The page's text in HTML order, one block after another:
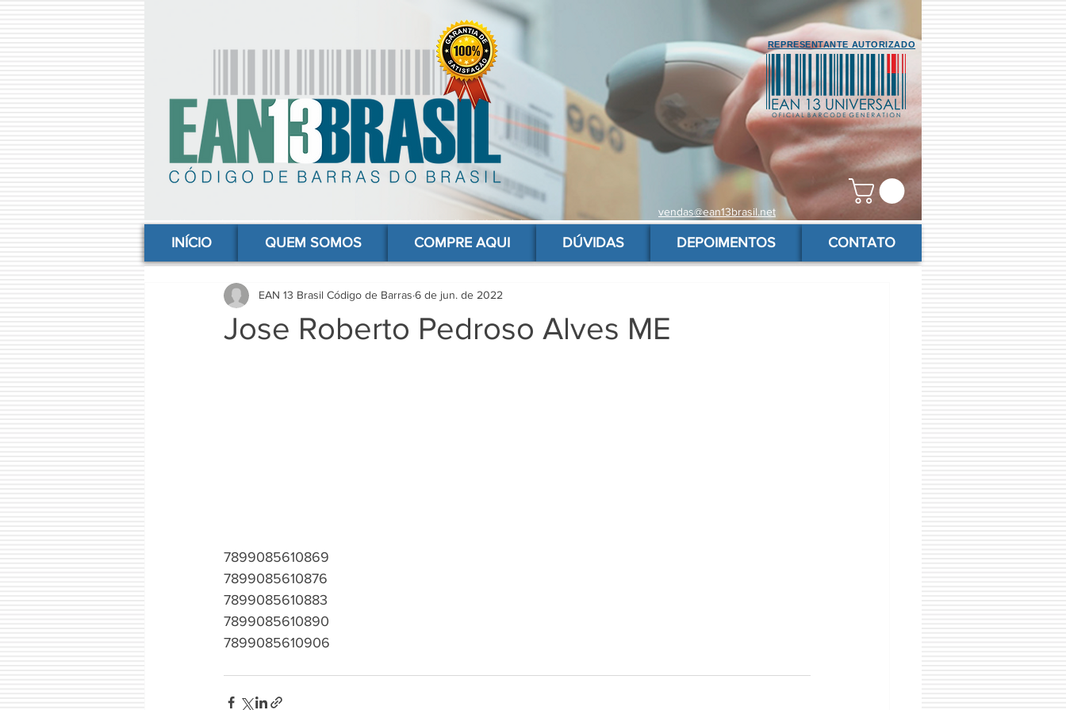
vendas@ean13brasil.net
REPRESENTANTE AUTORIZADO
comprar codigo de barras, comprar código de barras, adquirir código de barras, código de barras online, código de barras para produtos, gs1, código brasileiro, ean 13 universal, código de barras barato
INÍCIO QUEM SOMOS COMPRE AQUI DÚVIDAS DEPOIMENTOS CONTATO
Jose Roberto Pedroso Alves ME
EAN 13 Brasil Código de Barras 6 de jun. de 2022
7899085610869
7899085610876
7899085610883
7899085610890
7899085610906